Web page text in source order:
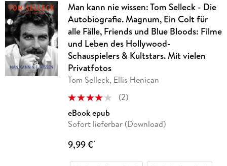
Man kann nie wissen: Tom Selleck - Die
Autobiografie. Magnum, Ein Colt für
alle Fälle, Friends und Blue Bloods: Filme
und Leben des Hollywood-
Schauspielers & Kultstars. Mit vielen
Privatfotos
Tom Selleck, Ellis Henican
(2)
eBook epub
Sofort lieferbar (Download)
9,99 €*